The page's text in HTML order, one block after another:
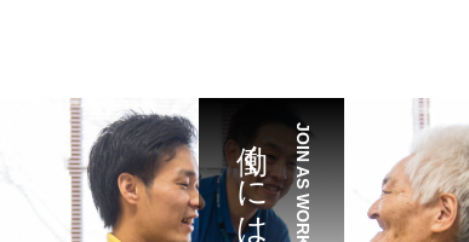
JOIN AS WORKER
働くには